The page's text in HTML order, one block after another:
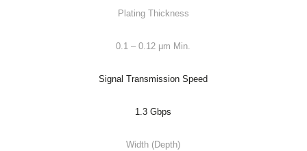
Plating Thickness
0.1 – 0.12 μm Min.
Signal Transmission Speed
1.3 Gbps
Width (Depth)